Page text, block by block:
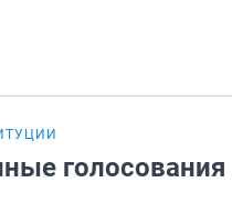
голосования